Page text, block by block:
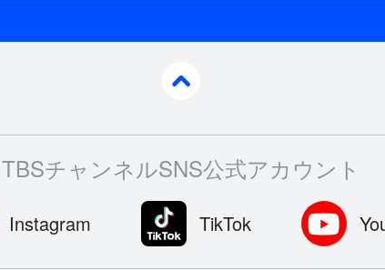
TBSチャンネルSNS公式アカウント
Instagram TikTok